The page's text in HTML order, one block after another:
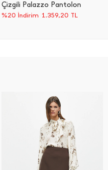
Çizgili Palazzo Pantolon
%20 İndirim 1.359,20 TL